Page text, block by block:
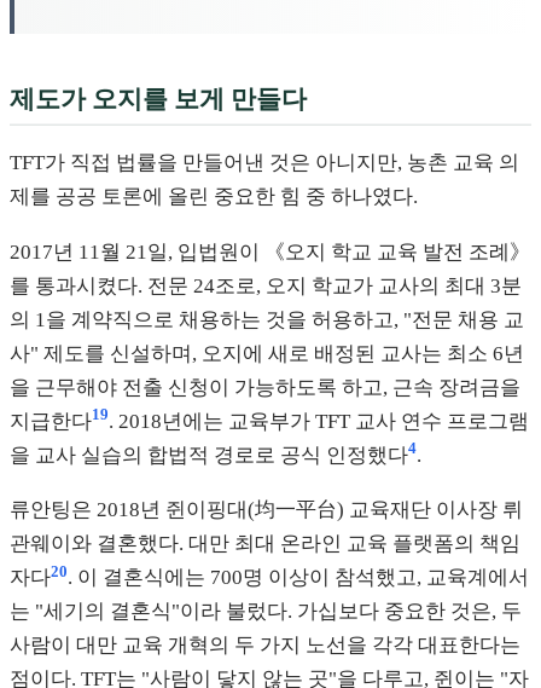
제도가 오지를 보게 만들다
TFT가 직접 법률을 만들어낸 것은 아니지만, 농촌 교육 의
제를 공공 토론에 올린 중요한 힘 중 하나였다.
2017년 11월 21일, 입법원이 《오지 학교 교육 발전 조례》
를 통과시켰다. 전문 24조로, 오지 학교가 교사의 최대 3분
의 1을 계약직으로 채용하는 것을 허용하고, "전문 채용 교
사" 제도를 신설하며, 오지에 새로 배정된 교사는 최소 6년
을 근무해야 전출 신청이 가능하도록 하고, 근속 장려금을
지급한다19. 2018년에는 교육부가 TFT 교사 연수 프로그램
을 교사 실습의 합법적 경로로 공식 인정했다4.
류안팅은 2018년 쥔이핑대(均一平台) 교육재단 이사장 뤼
관웨이와 결혼했다. 대만 최대 온라인 교육 플랫폼의 책임
자다20. 이 결혼식에는 700명 이상이 참석했고, 교육계에서
는 "세기의 결혼식"이라 불렀다. 가십보다 중요한 것은, 두
사람이 대만 교육 개혁의 두 가지 노선을 각각 대표한다는
점이다. TFT는 "사람이 닿지 않는 곳"을 다루고, 쥔이는 "자